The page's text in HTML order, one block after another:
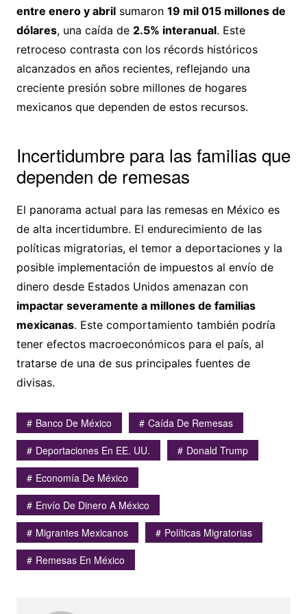
entre enero y abrilsumaron 19 mil 015 millones de
dólares, una caída de 2.5% interanual. Este
retroceso contrasta con los récords históricos
alcanzados en años recientes, reflejando una
creciente presión sobre millones de hogares
mexicanos que dependen de estos recursos.
Incertidumbre para las familias que
dependen de remesas
El panorama actual para las remesas en México es
de alta incertidumbre. El endurecimiento de las
políticas migratorias, el temor a deportaciones y la
posible implementación de impuestos al envío de
dinero desde Estados Unidos amenazan con
impactar severamente a millones de familias
mexicanas. Este comportamiento también podría
tener efectos macroeconómicos para el país, al
tratarse de una de sus principales fuentes de
divisas.
Banco De México
Caída De Remesas
Deportaciones En EE. UU.
Donald Trump
Economía De México
Envío De Dinero A México
Migrantes Mexicanos
Políticas Migratorias
Remesas En México